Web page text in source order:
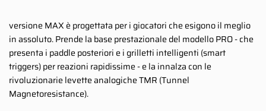
versione MAX è progettata per i giocatori che esigono il meglio
in assoluto. Prende la base prestazionale del modello PRO - che
presenta i paddle posteriori e i grilletti intelligenti (smart
triggers) per reazioni rapidissime - e la innalza con le
rivoluzionarie levette analogiche TMR (Tunnel
Magnetoresistance).